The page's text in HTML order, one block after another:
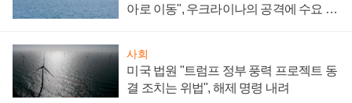
아로 이동", 우크라이나의 공격에 수요 늘
사회
미국 법원 "트럼프 정부 풍력 프로젝트 동
결 조치는 위법", 해제 명령 내려